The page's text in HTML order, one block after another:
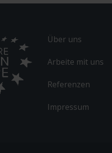
Über uns
Arbeite mit uns
Referenzen
Impressum